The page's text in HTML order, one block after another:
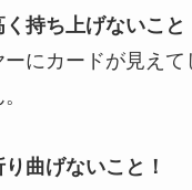
持ち上げないこと
にカードが見えて
曲げないこと！